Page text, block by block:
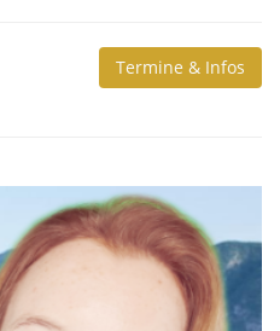
Termine & Infos